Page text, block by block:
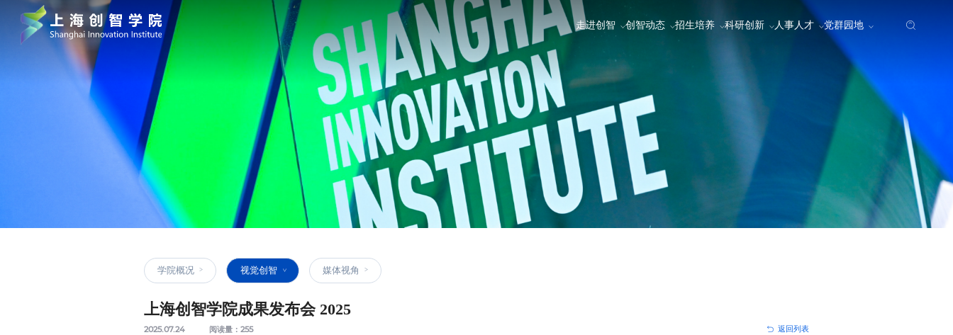
走进创智 创智动态 招生培养 科研创新 人事人才 党群园地
学院概况 视觉创智 媒体视角
上海创智学院成果发布会 2025
2025.07.24 阅读量： 255